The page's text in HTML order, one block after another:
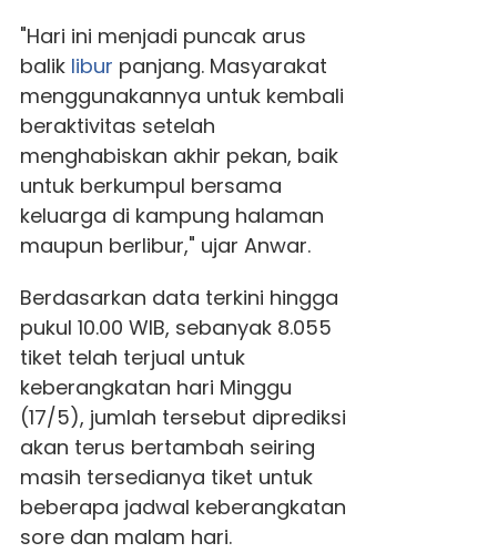
"Hari ini menjadi puncak arus
balik libur panjang. Masyarakat
menggunakannya untuk kembali
beraktivitas setelah
menghabiskan akhir pekan, baik
untuk berkumpul bersama
keluarga di kampung halaman
maupun berlibur," ujar Anwar.
Berdasarkan data terkini hingga
pukul 10.00 WIB, sebanyak 8.055
tiket telah terjual untuk
keberangkatan hari Minggu
(17/5), jumlah tersebut diprediksi
akan terus bertambah seiring
masih tersedianya tiket untuk
beberapa jadwal keberangkatan
sore dan malam hari.